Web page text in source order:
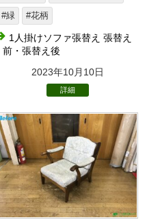
#緑 #花柄
1人掛けソファ張替え 張替え
前・張替え後
2023年10月10日
詳細